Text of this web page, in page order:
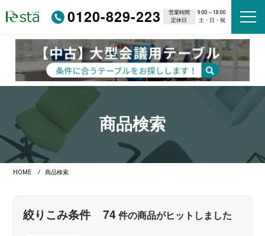
0120-829-223 営業時間
9:00～18:00
定休日
土・日・祝
商品検索
HOME 商品検索
絞りこみ条件 74 件の商品がヒットしました